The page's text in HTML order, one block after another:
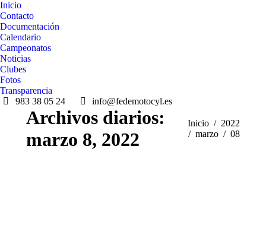
Inicio
Contacto
Documentación
Calendario
Campeonatos
Noticias
Clubes
Fotos
Transparencia
983 38 05 24
info@fedemotocyl.es
Archivos diarios:
marzo 8, 2022
Estás aquí:
Inicio
2022
marzo
08